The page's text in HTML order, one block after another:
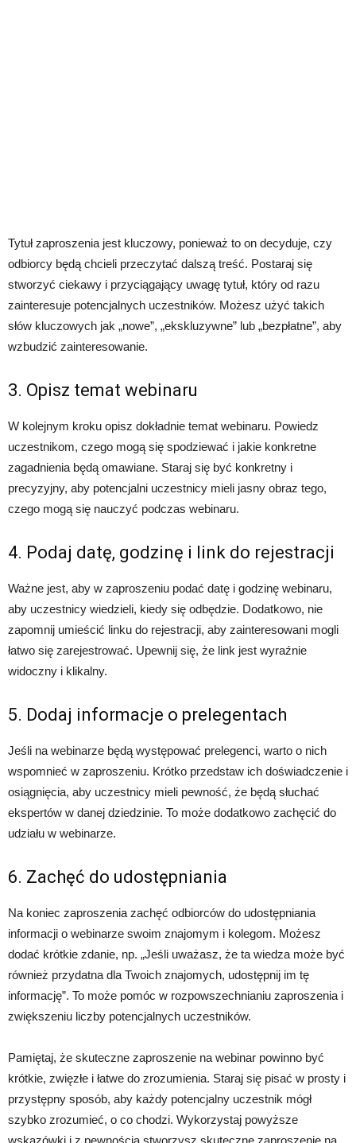
Tytuł zaproszenia jest kluczowy, ponieważ to on decyduje, czy
odbiorcy będą chcieli przeczytać dalszą treść. Postaraj się
stworzyć ciekawy i przyciągający uwagę tytuł, który od razu
zainteresuje potencjalnych uczestników. Możesz użyć takich
słów kluczowych jak „nowe”, „ekskluzywne” lub „bezpłatne”, aby
wzbudzić zainteresowanie.
3. Opisz temat webinaru
W kolejnym kroku opisz dokładnie temat webinaru. Powiedz
uczestnikom, czego mogą się spodziewać i jakie konkretne
zagadnienia będą omawiane. Staraj się być konkretny i
precyzyjny, aby potencjalni uczestnicy mieli jasny obraz tego,
czego mogą się nauczyć podczas webinaru.
4. Podaj datę, godzinę i link do rejestracji
Ważne jest, aby w zaproszeniu podać datę i godzinę webinaru,
aby uczestnicy wiedzieli, kiedy się odbędzie. Dodatkowo, nie
zapomnij umieścić linku do rejestracji, aby zainteresowani mogli
łatwo się zarejestrować. Upewnij się, że link jest wyraźnie
widoczny i klikalny.
5. Dodaj informacje o prelegentach
Jeśli na webinarze będą występować prelegenci, warto o nich
wspomnieć w zaproszeniu. Krótko przedstaw ich doświadczenie i
osiągnięcia, aby uczestnicy mieli pewność, że będą słuchać
ekspertów w danej dziedzinie. To może dodatkowo zachęcić do
udziału w webinarze.
6. Zachęć do udostępniania
Na koniec zaproszenia zachęć odbiorców do udostępniania
informacji o webinarze swoim znajomym i kolegom. Możesz
dodać krótkie zdanie, np. „Jeśli uważasz, że ta wiedza może być
również przydatna dla Twoich znajomych, udostępnij im tę
informację”. To może pomóc w rozpowszechnianiu zaproszenia i
zwiększeniu liczby potencjalnych uczestników.
Pamiętaj, że skuteczne zaproszenie na webinar powinno być
krótkie, zwięzłe i łatwe do zrozumienia. Staraj się pisać w prosty i
przystępny sposób, aby każdy potencjalny uczestnik mógł
szybko zrozumieć, o co chodzi. Wykorzystaj powyższe